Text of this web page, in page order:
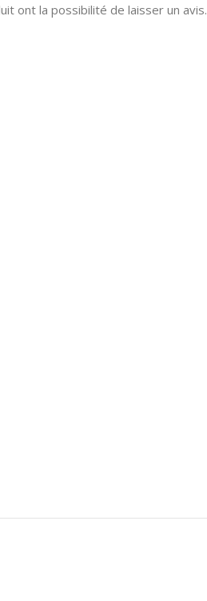
ont la possibilité de laisser un avis.